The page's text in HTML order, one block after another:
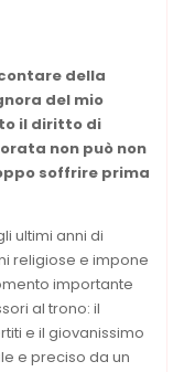
della
del mio
il diritto di
non può non
soffrire prima
ultimi anni di
religiose e impone
importante
al trono: il
e il giovanissimo
e preciso da un